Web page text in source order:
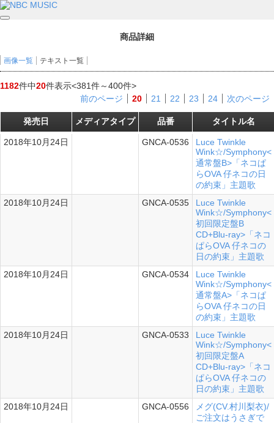
商品詳細
画像一覧 テキスト一覧
1182件中20件表示<381件～400件>
前のページ
20 21 22 23 24 次のページ
発売日 メディアタイプ 品番 タイトル名
2018年10月24日
グル GNCA-0536
Luce Twinkle
Wink☆/Symphony<
通常盤B>「ネコぱ
らOVA 仔ネコの日
の約束」主題歌
2018年10月24日
グル GNCA-0535
Luce Twinkle
Wink☆/Symphony<
初回限定盤B
CD+Blu-ray>「ネコ
ぱらOVA 仔ネコの
日の約束」主題歌
2018年10月24日
グル GNCA-0534
Luce Twinkle
Wink☆/Symphony<
通常盤A>「ネコぱ
らOVA 仔ネコの日
の約束」主題歌
2018年10月24日
グル GNCA-0533
Luce Twinkle
Wink☆/Symphony<
初回限定盤A
CD+Blu-ray>「ネコ
ぱらOVA 仔ネコの
日の約束」主題歌
2018年10月24日
グル GNCA-0556
メグ(CV.村川梨衣)/
ご注文はうさぎで